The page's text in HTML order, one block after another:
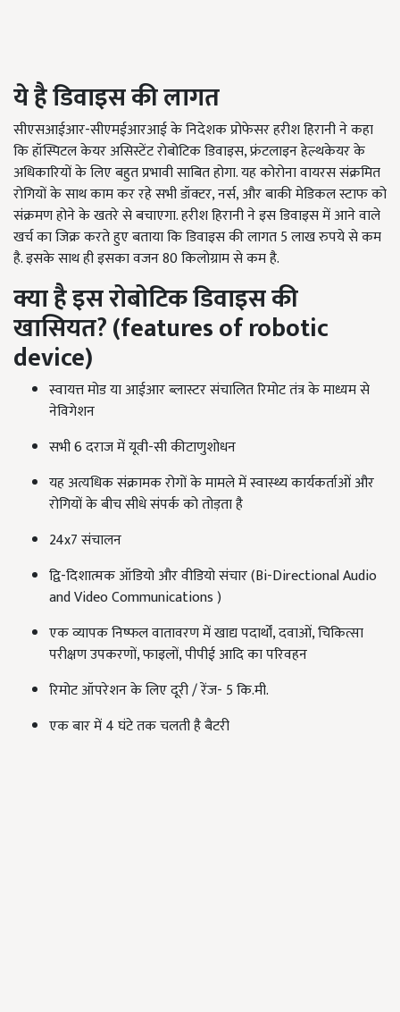
ये है डिवाइस की लागत
सीएसआईआर-सीएमईआरआई के निदेशक प्रोफेसर हरीश हिरानी ने कहा
कि हॉस्पिटल केयर असिस्टेंट रोबोटिक डिवाइस, फ्रंटलाइन हेल्थकेयर के
अधिकारियों के लिए बहुत प्रभावी साबित होगा. यह कोरोना वायरस संक्रमित
रोगियों के साथ काम कर रहे सभी डॉक्टर, नर्स, और बाकी मेडिकल स्टाफ को
संक्रमण होने के खतरे से बचाएगा. हरीश हिरानी ने इस डिवाइस में आने वाले
खर्च का जिक्र करते हुए बताया कि डिवाइस की लागत 5 लाख रुपये से कम
है. इसके साथ ही इसका वजन 80 किलोग्राम से कम है.
क्या है इस रोबोटिक डिवाइस की
खासियत? (features of robotic
device)
स्वायत्त मोड या आईआर ब्लास्टर संचालित रिमोट तंत्र के माध्यम से
नेविगेशन
सभी 6 दराज में यूवी-सी कीटाणुशोधन
यह अत्यधिक संक्रामक रोगों के मामले में स्वास्थ्य कार्यकर्ताओं और
रोगियों के बीच सीधे संपर्क को तोड़ता है
24x7 संचालन
द्वि-दिशात्मक ऑडियो और वीडियो संचार (Bi-Directional Audio
and Video Communications )
एक व्यापक निष्फल वातावरण में खाद्य पदार्थों, दवाओं, चिकित्सा
परीक्षण उपकरणों, फाइलों, पीपीई आदि का परिवहन
रिमोट ऑपरेशन के लिए दूरी / रेंज- 5 कि.मी.
एक बार में 4 घंटे तक चलती है बैटरी